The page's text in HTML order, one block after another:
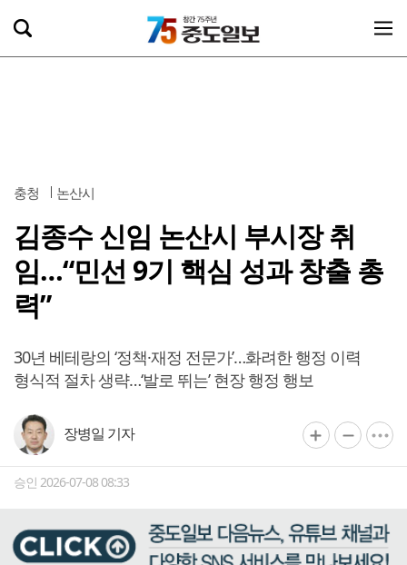
충청 논산시
김종수 신임 논산시 부시장 취
임…“민선 9기 핵심 성과 창출 총
력”
30년 베테랑의 ‘정책·재정 전문가’…화려한 행정 이력
형식적 절차 생략…‘발로 뛰는’ 현장 행정 행보
장병일 기자
승인 2026-07-08 08:33